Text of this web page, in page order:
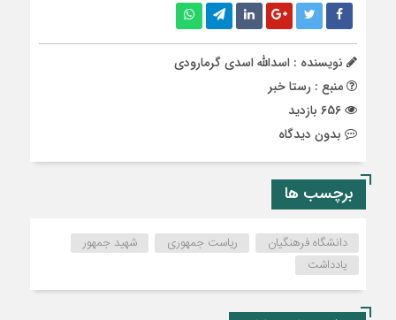
نویسنده : اسدالله اسدی گرمارودی
منبع : رستا خبر
بدون دیدگاه
برچسب ها
دانشگاه فرهنگیان ریاست جمهوری
شهید جمهور
یادداشت